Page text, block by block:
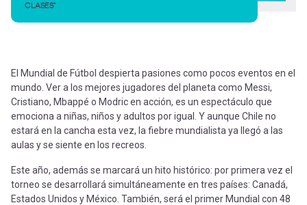
CLASES"
El Mundial de Fútbol despierta pasiones como pocos eventos en el
mundo. Ver a los mejores jugadores del planeta como Messi,
Cristiano, Mbappé o Modric en acción, es un espectáculo que
emociona a niñas, niños y adultos por igual. Y aunque Chile no
estará en la cancha esta vez, la fiebre mundialista ya llegó a las
aulas y se siente en los recreos.
Este año, además se marcará un hito histórico: por primera vez el
torneo se desarrollará simultáneamente en tres países: Canadá,
Estados Unidos y México. También, será el primer Mundial con 48